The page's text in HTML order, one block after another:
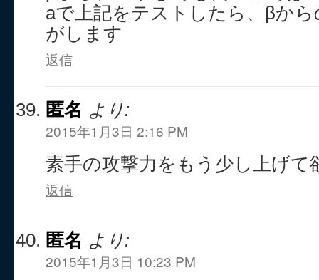
aで上記をテストしたら、βか
がします
返信
匿名 より:
2015年1月3日 2:16 PM
素手の攻撃力をもう少し上げて
返信
匿名 より:
2015年1月3日 10:23 PM